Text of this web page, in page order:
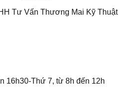
Tư Vấn Thương Mai Kỹ Thuật
16h30-Thứ 7, từ 8h đến 12h